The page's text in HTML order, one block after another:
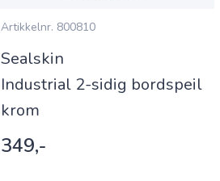
Artikkelnr. 800810
Sealskin
Industrial 2-sidig bordspeil
krom
349,-